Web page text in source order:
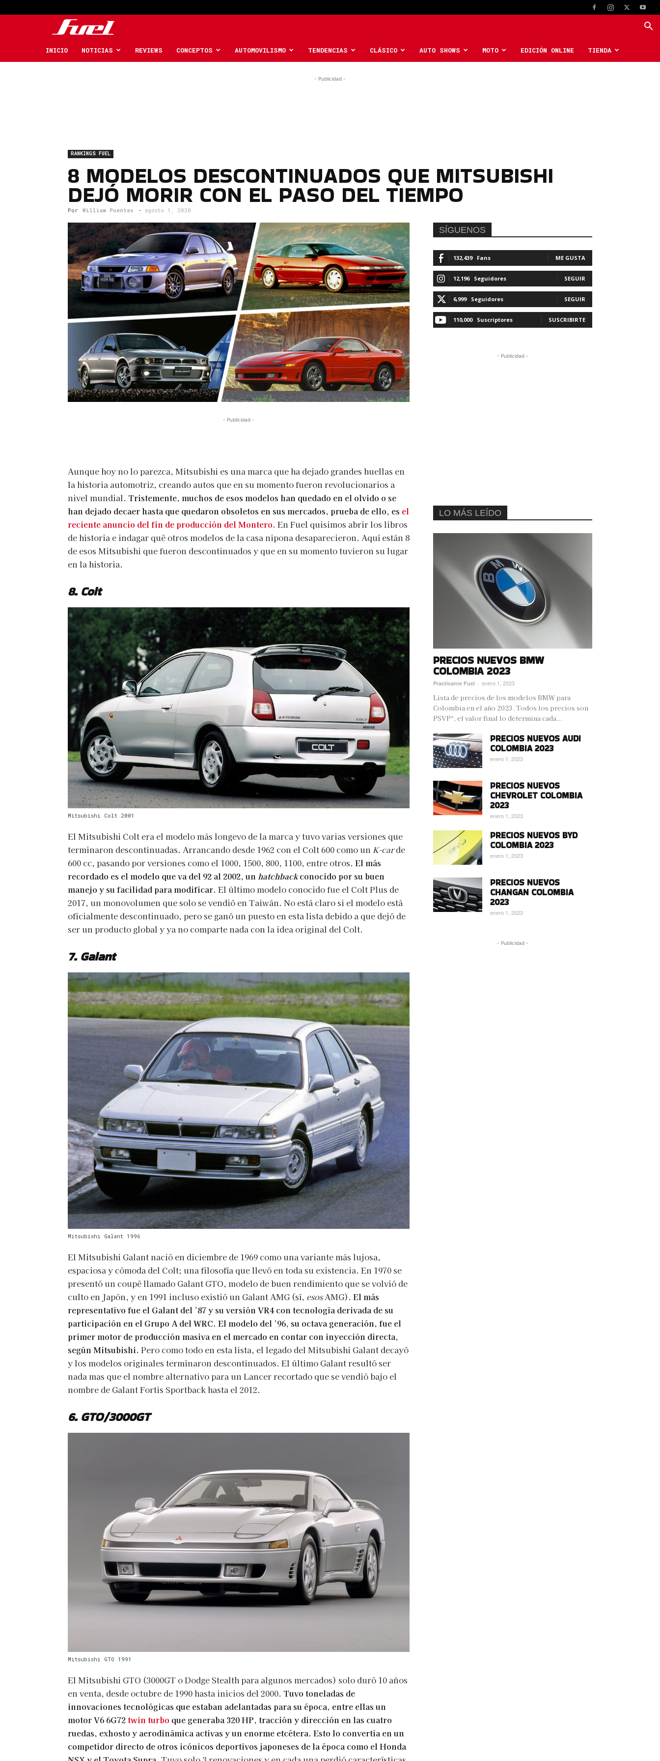
Car
INICIO NOTICIAS REVIEWS CONCEPTOS AUTOMOVILISMO TENDENCIAS CLÁSICO AUTO SHOWS MOTO EDICIÓN ONLINE TIENDA
- Publicidad -
RANKINGS FUEL
8 MODELOS DESCONTINUADOS QUE MITSUBISHI
DEJÓ MORIR CON EL PASO DEL TIEMPO
Por William Puentes - agosto 1, 2020
- Publicidad -
Aunque hoy no lo parezca, Mitsubishi es una marca que ha dejado grandes huellas en
la historia automotriz, creando autos que en su momento fueron revolucionarios a
nivel mundial. Tristemente, muchos de esos modelos han quedado en el olvido o se
han dejado decaer hasta que quedaron obsoletos en sus mercados, prueba de ello, es el
reciente anuncio del fin de producción del Montero. En Fuel quisimos abrir los libros
de historia e indagar qué otros modelos de la casa nipona desaparecieron. Aquí están 8
de esos Mitsubishi que fueron descontinuados y que en su momento tuvieron su lugar
en la historia.
8. Colt
Mitsubishi Colt 2001
El Mitsubishi Colt era el modelo más longevo de la marca y tuvo varias versiones que
terminaron descontinuadas. Arrancando desde 1962 con el Colt 600 como un K-carde
600 cc, pasando por versiones como el 1000, 1500, 800, 1100, entre otros. El más
recordado es el modelo que va del 92 al 2002, un hatchbackconocido por su buen
manejo y su facilidad para modificar. El último modelo conocido fue el Colt Plus de
2017, un monovolumen que solo se vendió en Taiwán. No está claro si el modelo está
oficialmente descontinuado, pero se ganó un puesto en esta lista debido a que dejó de
ser un producto global y ya no comparte nada con la idea original del Colt.
7. Galant
Mitsubishi Galant 1996
El Mitsubishi Galant nació en diciembre de 1969 como una variante más lujosa,
espaciosa y cómoda del Colt; una filosofía que llevó en toda su existencia. En 1970 se
presentó un coupé llamado Galant GTO, modelo de buen rendimiento que se volvió de
culto en Japón, y en 1991 incluso existió un Galant AMG (sí, esosAMG). El más
representativo fue el Galant del ’87 y su versión VR4 con tecnología derivada de su
participación en el Grupo A del WRC. El modelo del ’96, su octava generación, fue el
primer motor de producción masiva en el mercado en contar con inyección directa,
según Mitsubishi. Pero como todo en esta lista, el legado del Mitsubishi Galant decayó
y los modelos originales terminaron descontinuados. El último Galant resultó ser
nada mas que el nombre alternativo para un Lancer recortado que se vendió bajo el
nombre de Galant Fortis Sportback hasta el 2012.
6. GTO/3000GT
Mitsubishi GTO 1991
El Mitsubishi GTO (3000GT o Dodge Stealth para algunos mercados) solo duró 10 años
en venta, desde octubre de 1990 hasta inicios del 2000. Tuvo toneladas de
innovaciones tecnológicas que estaban adelantadas para su época, entre ellas un
motor V6 6G72twin turbo que generaba 320 HP, tracción y dirección en las cuatro
ruedas, exhosto y aerodinámica activas y un enorme etcétera. Esto lo convertía en un
competidor directo de otros icónicos deportivos japoneses de la época como el Honda
SÍGUENOS
132,439 Fans ME GUSTA
12,196 Seguidores SEGUIR
6,999 Seguidores SEGUIR
110,000 Suscriptores SUSCRIBIRTE
- Publicidad -
LO MÁS LEÍDO
PRECIOS NUEVOS BMW
COLOMBIA 2023
Practicante Fuel - enero 1, 2023
Lista de precios de los modelos BMW para
Colombia en el año 2023. Todos los precios son
PSVP*, el valor final lo determina cada...
PRECIOS NUEVOS AUDI
COLOMBIA 2023
enero 1, 2023
PRECIOS NUEVOS
CHEVROLET COLOMBIA
2023
enero 1, 2023
PRECIOS NUEVOS BYD
COLOMBIA 2023
enero 1, 2023
PRECIOS NUEVOS
CHANGAN COLOMBIA
2023
enero 1, 2023
- Publicidad -